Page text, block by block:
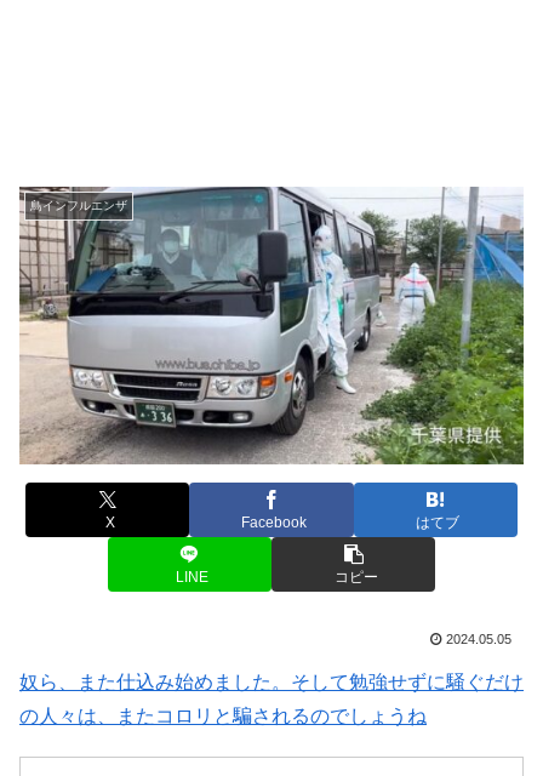
鳥インフルエンザ
X Facebook はてブ
LINE コピー
2024.05.05
奴ら、また仕込み始めました。そして勉強せずに騒ぐだけ
の人々は、またコロリと騙されるのでしょうね